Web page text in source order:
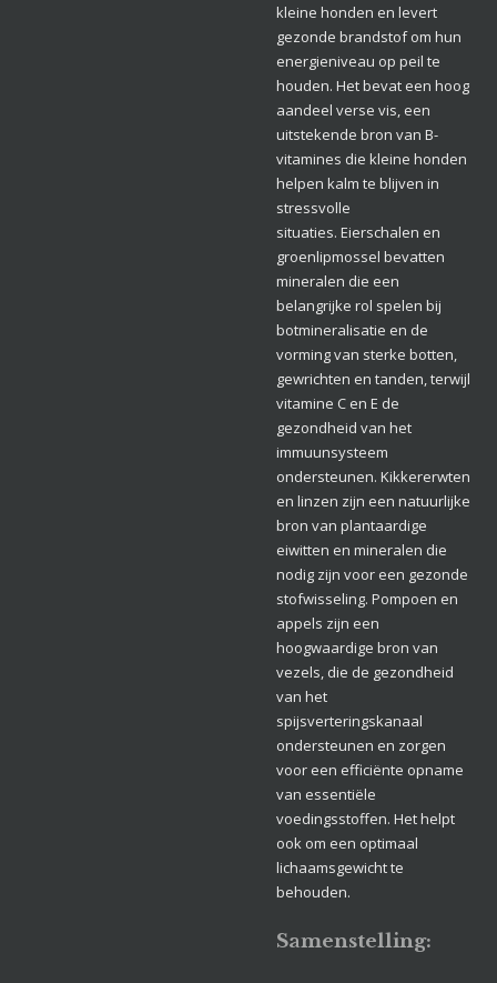
kleine honden en levert
gezonde brandstof om hun
energieniveau op peil te
houden. Het bevat een hoog
aandeel verse vis, een
uitstekende bron van B-
vitamines die kleine honden
helpen kalm te blijven in
stressvolle
situaties. Eierschalen en
groenlipmossel bevatten
mineralen die een
belangrijke rol spelen bij
botmineralisatie en de
vorming van sterke botten,
gewrichten en tanden, terwijl
vitamine C en E de
gezondheid van het
immuunsysteem
ondersteunen. Kikkererwten
en linzen zijn een natuurlijke
bron van plantaardige
eiwitten en mineralen die
nodig zijn voor een gezonde
stofwisseling. Pompoen en
appels zijn een
hoogwaardige bron van
vezels, die de gezondheid
van het
spijsverteringskanaal
ondersteunen en zorgen
voor een efficiënte opname
van essentiële
voedingsstoffen. Het helpt
ook om een ​​optimaal
lichaamsgewicht te
behouden.
Samenstelling: